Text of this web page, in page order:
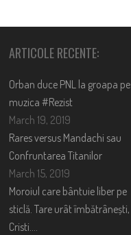
ARTICOLE RECENTE:
Orban duce PNL la groapa pe
muzica #Rezist
March 19, 2019
Rares versus Mandachi sau
Confruntarea Titanilor
March 15, 2019
Moroiul care bântuie liber pe
sticlă. Tare urât îmbătrânești,
Cristi….